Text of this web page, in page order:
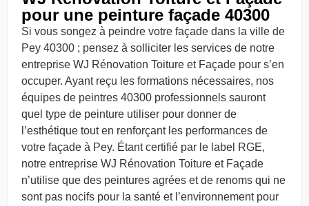
pour une peinture façade 40300
Si vous songez à peindre votre façade dans la ville de
Pey 40300 ; pensez à solliciter les services de notre
entreprise WJ Rénovation Toiture et Façade pour s’en
occuper. Ayant reçu les formations nécessaires, nos
équipes de peintres 40300 professionnels sauront
quel type de peinture utiliser pour donner de
l’esthétique tout en renforçant les performances de
votre façade à Pey. Étant certifié par le label RGE,
notre entreprise WJ Rénovation Toiture et Façade
n’utilise que des peintures agrées et de renoms qui ne
sont pas nocifs pour la santé et l’environnement pour